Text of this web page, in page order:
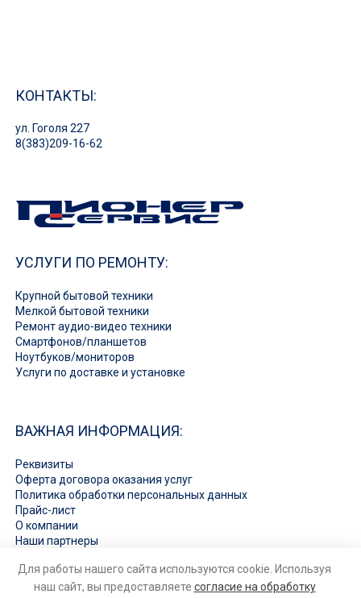
КОНТАКТЫ:
ул. Гоголя 227
8(383)209-16-62
УСЛУГИ ПО РЕМОНТУ:
Крупной бытовой техники
Мелкой бытовой техники
Ремонт аудио-видео техники
Смартфонов/планшетов
Ноутбуков/мониторов
Услуги по доставке и установке
ВАЖНАЯ ИНФОРМАЦИЯ:
Реквизиты
Оферта договора оказания услуг
Политика обработки персональных данных
Прайс-лист
О компании
Наши партнеры
Ответы на вопросы
Для работы нашего сайта используются cookie. Используя
наш сайт, вы предоставляете согласие на обработку